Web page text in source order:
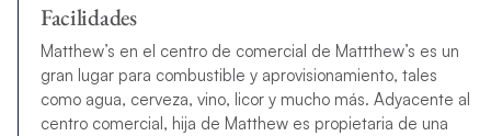
Facilidades
Matthew’s en el centro de comercial de Mattthew’s es un
gran lugar para combustible y aprovisionamiento, tales
como agua, cerveza, vino, licor y mucho más. Adyacente al
centro comercial, hija de Matthew es propietaria de una